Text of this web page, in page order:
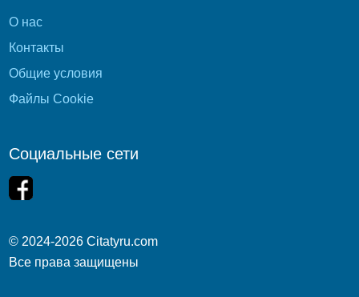
О нас
Контакты
Общие условия
Файлы Cookie
Социальные сети
© 2024-2026 Citatyru.com
Все права защищены